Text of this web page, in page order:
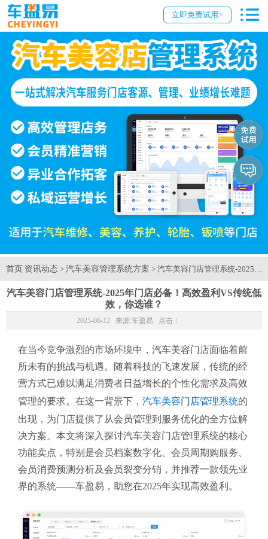
立即免费试用>
首页 资讯动态 > 汽车美容管理系统方案 > 汽车美容门店管理系统-2025
汽车美容门店管理系统-2025年门店必备！高效盈利VS传统低
效，你选谁？
2025-06-12 来源:车盈易 点击：
在当今竞争激烈的市场环境中，汽车美容门店面临着前
所未有的挑战与机遇。随着科技的飞速发展，传统的经
营方式已难以满足消费者日益增长的个性化需求及高效
管理的要求。在这一背景下， 汽车美容门店管理系统的
出现，为门店提供了从会员管理到服务优化的全方位解
决方案。本文将深入探讨汽车美容门店管理系统的核心
功能卖点，特别是会员档案数字化、会员周期购服务、
会员消费预测分析及会员裂变分销，并推荐一款领先业
界的系统——车盈易，助您在2025年实现高效盈利。